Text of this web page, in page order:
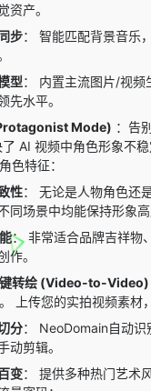
资产。
步： 智能匹配背景音乐
型： 内置主流图片/视
先水平。
Mode) ：告
AI 视频中角色形象不
色特征：
性： 无论是人物角色还
同场景中均能保持形象高
： 非常适合品牌吉祥物
作。
转绘 (Video-to-Video)
上传您的实拍视频素材
分： NeoDomain自动识
动剪辑。
变： 提供多种热门艺术